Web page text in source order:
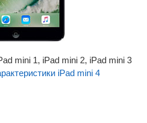
mini 1, iPad mini 2, iPad mini 3
iPad mini 4